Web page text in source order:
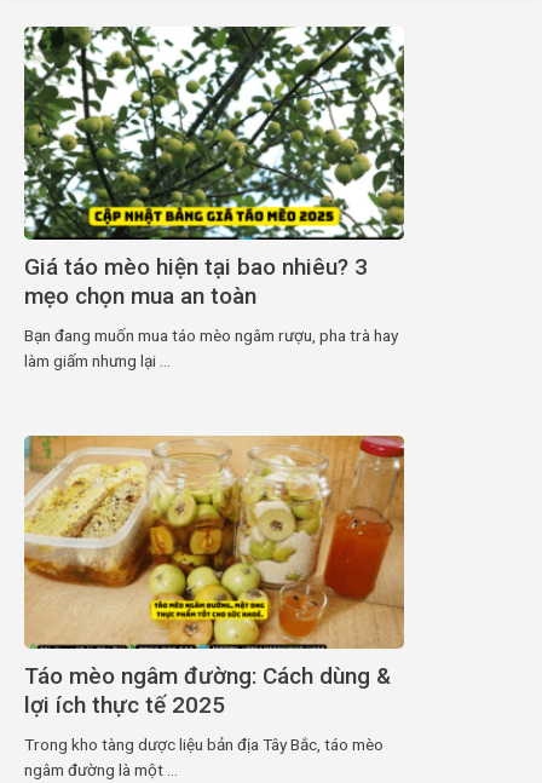
Giá táo mèo hiện tại bao nhiêu? 3
mẹo chọn mua an toàn
Bạn đang muốn mua táo mèo ngâm rượu, pha trà hay
làm giấm nhưng lại ...
Táo mèo ngâm đường: Cách dùng &
lợi ích thực tế 2025
Trong kho tàng dược liệu bản địa Tây Bắc, táo mèo
ngâm đường là một ...